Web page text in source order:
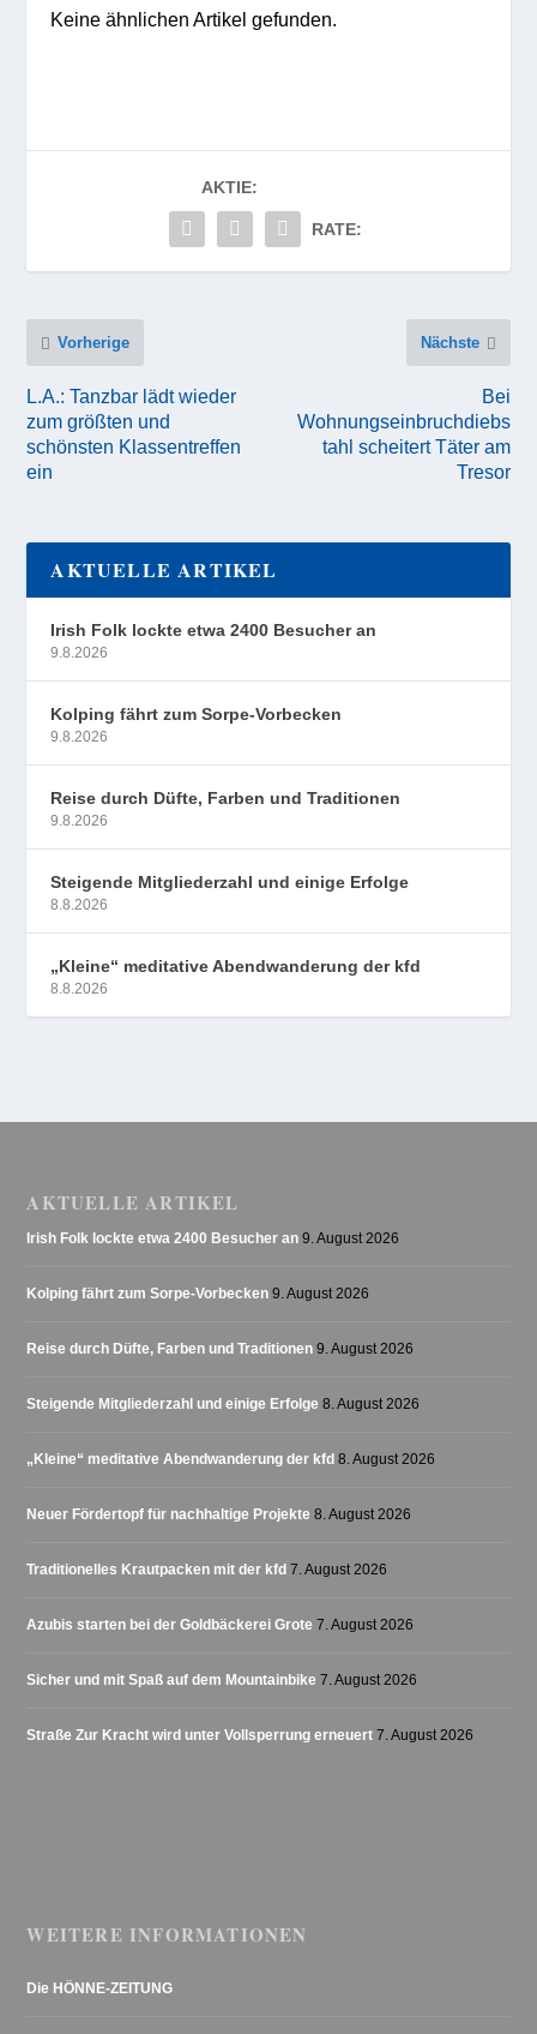
Keine ähnlichen Artikel gefunden.
AKTIE:
RATE:
Vorherige
L.A.: Tanzbar lädt wieder
zum größten und
schönsten Klassentreffen
ein
Nächste
Bei
Wohnungseinbruchdiebs
tahl scheitert Täter am
Tresor
AKTUELLE ARTIKEL
Irish Folk lockte etwa 2400 Besucher an
9.8.2026
Kolping fährt zum Sorpe-Vorbecken
9.8.2026
Reise durch Düfte, Farben und Traditionen
9.8.2026
Steigende Mitgliederzahl und einige Erfolge
8.8.2026
„Kleine“ meditative Abendwanderung der kfd
8.8.2026
AKTUELLE ARTIKEL
Irish Folk lockte etwa 2400 Besucher an 9. August 2026
Kolping fährt zum Sorpe-Vorbecken 9. August 2026
Reise durch Düfte, Farben und Traditionen 9. August 2026
Steigende Mitgliederzahl und einige Erfolge 8. August 2026
„Kleine“ meditative Abendwanderung der kfd 8. August 2026
Neuer Fördertopf für nachhaltige Projekte 8. August 2026
Traditionelles Krautpacken mit der kfd 7. August 2026
Azubis starten bei der Goldbäckerei Grote 7. August 2026
Sicher und mit Spaß auf dem Mountainbike 7. August 2026
Straße Zur Kracht wird unter Vollsperrung erneuert 7. August 2026
WEITERE INFORMATIONEN
Die HÖNNE-ZEITUNG